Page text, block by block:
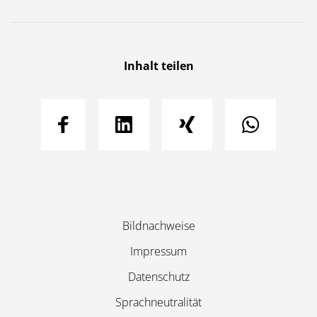
Inhalt teilen
Navigation
überspringen
Bildnachweise
Impressum
Datenschutz
Sprachneutralität